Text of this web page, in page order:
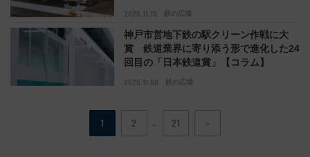
2025.11.15 鉄の広場
2025.11.08 鉄の広場
神戸市営地下鉄の駅クリーン作戦に大
賞 鉄道業界に寄り添う形で進化した24
回目の「日本鉄道賞」【コラム】
1 2 21 ＞